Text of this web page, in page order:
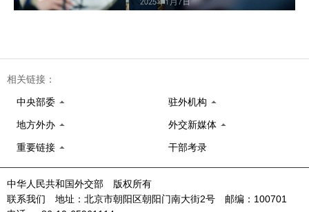
相关链接：
中央部委 驻外机构
地方外办 外交新媒体
重要链接 干部考录
中华人民共和国外交部 版权所有
联系我们 地址：北京市朝阳区朝阳门南大街2号 邮编：100701